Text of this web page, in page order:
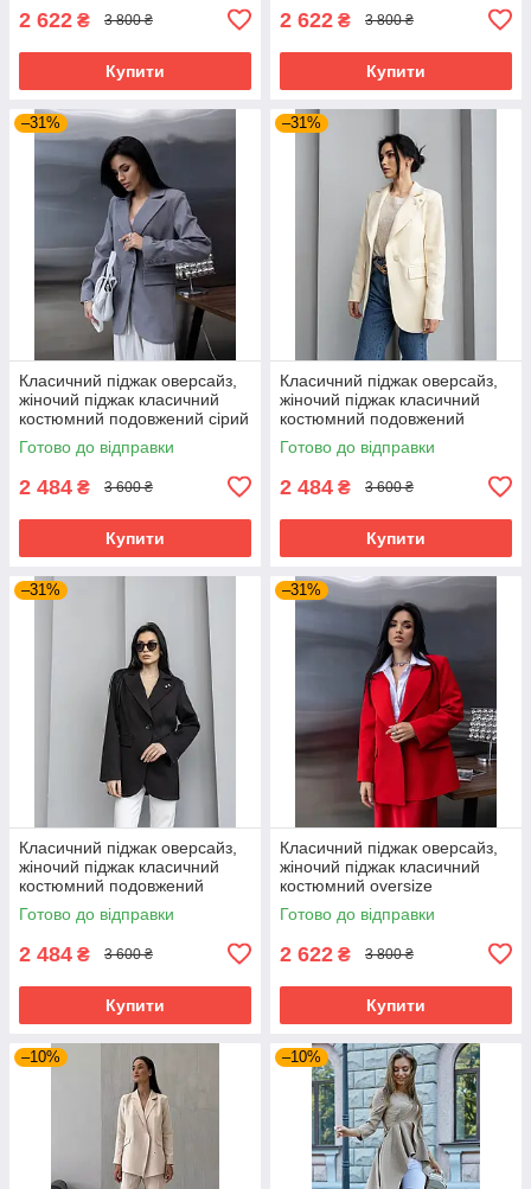
2 622 ₴ 3 800 ₴
Купити
2 622 ₴ 3 800 ₴
Купити
–31%
Класичний піджак оверсайз,
жіночий піджак класичний
костюмний подовжений сірий
40–50 розміри
Готово до відправки
2 484 ₴ 3 600 ₴
Купити
–31%
Класичний піджак оверсайз,
жіночий піджак класичний
костюмний подовжений
молочний 40–50 розміри
Готово до відправки
2 484 ₴ 3 600 ₴
Купити
–31%
Класичний піджак оверсайз,
жіночий піджак класичний
костюмний подовжений
чорний 40–50 розміри
Готово до відправки
2 484 ₴ 3 600 ₴
Купити
–31%
Класичний піджак оверсайз,
жіночий піджак класичний
костюмний oversize
подовжений червоний 40–50
розміри
Готово до відправки
2 622 ₴ 3 800 ₴
Купити
–10% –10%